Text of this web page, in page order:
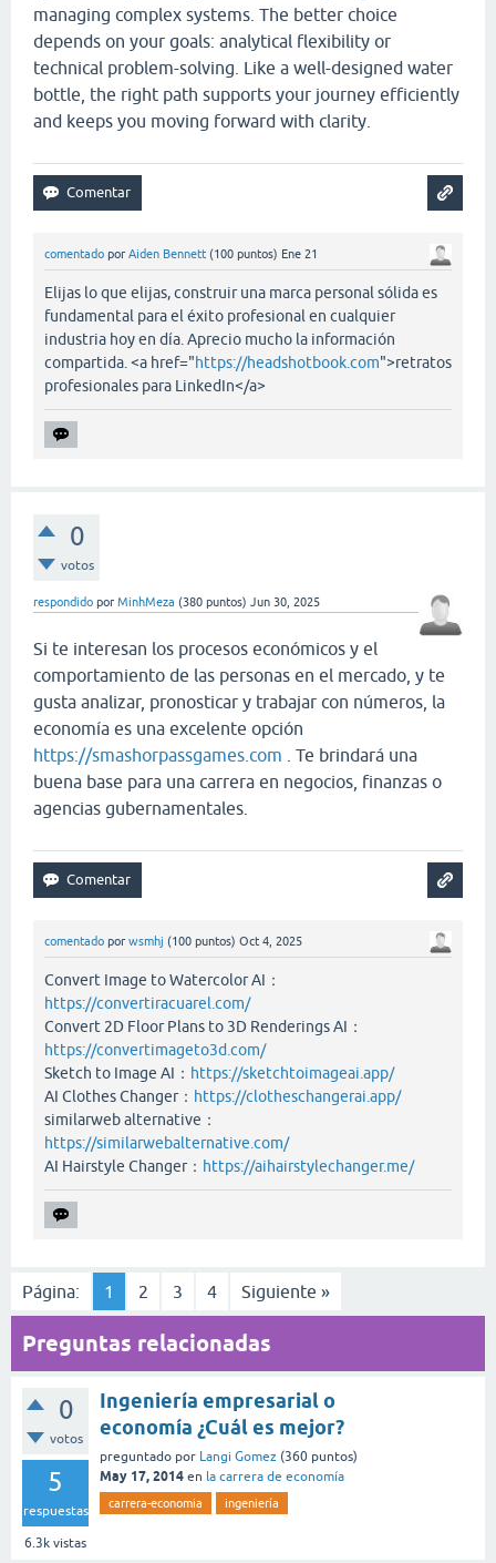
managing complex systems. The better choice
depends on your goals: analytical flexibility or
technical problem-solving. Like a well-designed water
bottle, the right path supports your journey efficiently
and keeps you moving forward with clarity.
comentado por Aiden Bennett (100 puntos) Ene 21
Elijas lo que elijas, construir una marca personal sólida es
fundamental para el éxito profesional en cualquier
industria hoy en día. Aprecio mucho la información
compartida. <a href="https://headshotbook.com">retratos
profesionales para LinkedIn</a>
0
votos
respondido por MinhMeza (380 puntos) Jun 30, 2025
Si te interesan los procesos económicos y el
comportamiento de las personas en el mercado, y te
gusta analizar, pronosticar y trabajar con números, la
economía es una excelente opción
https://smashorpassgames.com . Te brindará una
buena base para una carrera en negocios, finanzas o
agencias gubernamentales.
comentado por wsmhj (100 puntos) Oct 4, 2025
Convert Image to Watercolor AI：
https://convertiracuarel.com/
Convert 2D Floor Plans to 3D Renderings AI：
https://convertimageto3d.com/
Sketch to Image AI： https://sketchtoimageai.app/
AI Clothes Changer： https://clotheschangerai.app/
similarweb alternative：
https://similarwebalternative.com/
AI Hairstyle Changer： https://aihairstylechanger.me/
Página: 1 2 3 4 Siguiente »
Preguntas relacionadas
0
votos
5
respuestas
6.3k vistas
Ingeniería empresarial o
economía ¿Cuál es mejor?
preguntado por Langi Gomez (360 puntos)
May 17, 2014 en la carrera de economía
carrera-economia ingeniería